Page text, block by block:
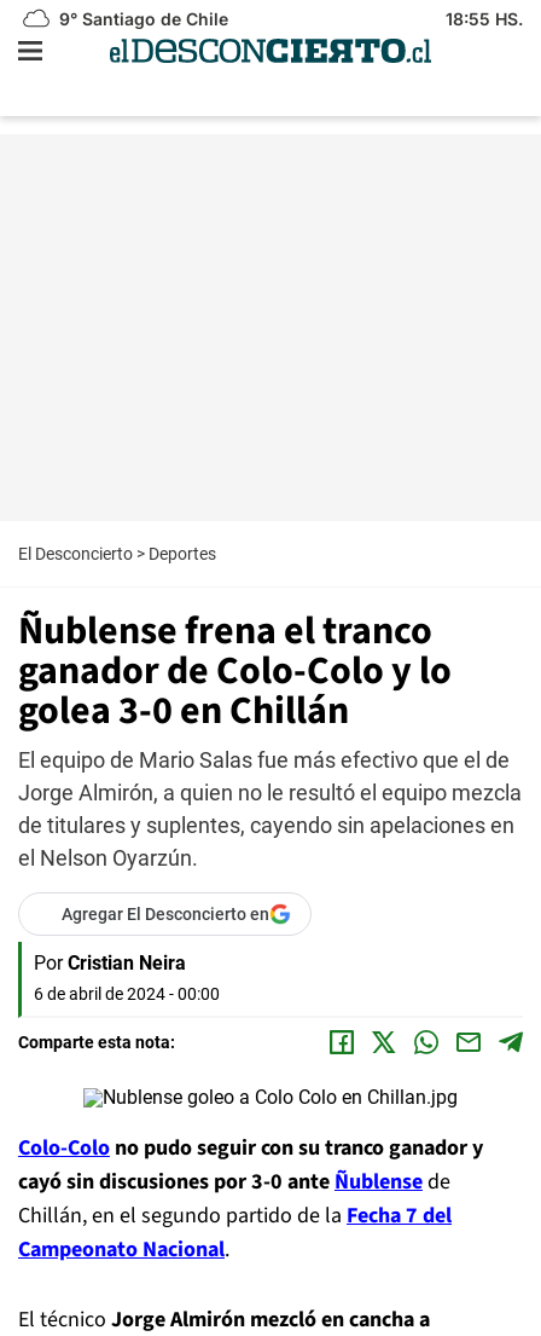
9° Santiago de Chile 18:55 HS.
El Desconcierto > Deportes
Ñublense frena el tranco
ganador de Colo-Colo y lo
golea 3-0 en Chillán
El equipo de Mario Salas fue más efectivo que el de
Jorge Almirón, a quien no le resultó el equipo mezcla
de titulares y suplentes, cayendo sin apelaciones en
el Nelson Oyarzún.
Agregar El Desconcierto en
Por Cristian Neira
6 de abril de 2024 - 00:00
Comparte esta nota:
Colo-Colo no pudo seguir con su tranco ganador y
cayó sin discusiones por 3-0 anteÑublensede
Chillán, en el segundo partido de la Fecha 7 del
Campeonato Nacional.
El técnico Jorge Almirón mezcló en cancha a